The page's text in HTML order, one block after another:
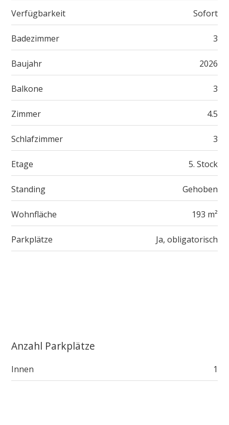
Verfügbarkeit Sofort
Badezimmer 3
Baujahr 2026
Balkone 3
Zimmer 4.5
Schlafzimmer 3
Etage 5. Stock
Standing Gehoben
Wohnfläche 193 m²
Parkplätze Ja, obligatorisch
Anzahl Parkplätze
Innen 1